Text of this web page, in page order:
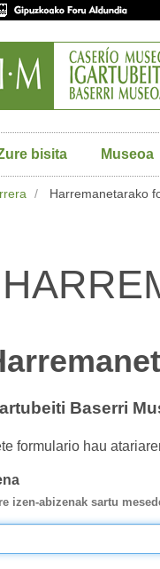
bisita Museoa
Harremanetarako
Baserri
formulario hau
izen-abizenak sartu